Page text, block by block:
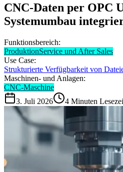
CNC-Daten per OPC
Systemumbau
Funktionsbereich:
ProduktionService und After Sales
Use Case:
Strukturierte Verfügbarkeit von
Maschinen- und Anlagen:
CNC-Maschine
3. Juli 2026
4 Minuten